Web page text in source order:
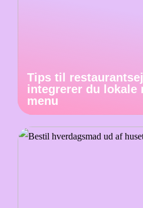
Tips til
integrerer du lokale
menu